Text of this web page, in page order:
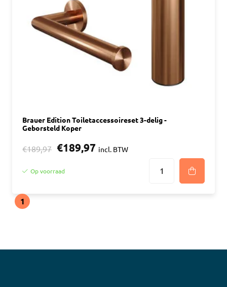
Brauer Edition Toiletaccessoireset 3-delig -
Geborsteld Koper
€189,97 €189,97 incl. BTW
Op voorraad
1